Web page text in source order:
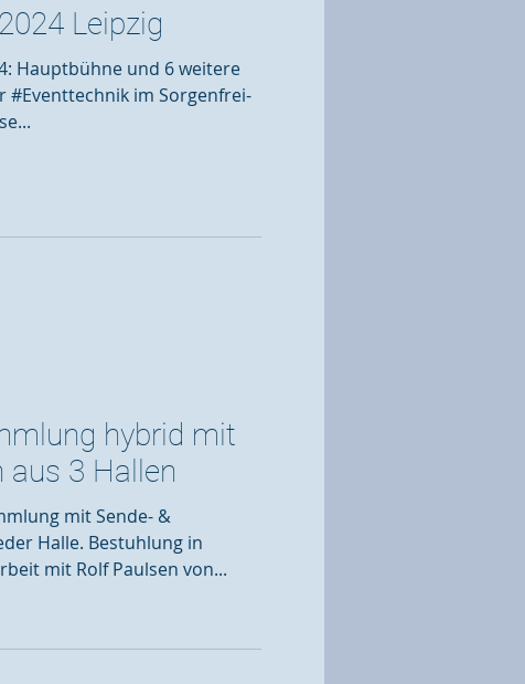
Leipzig
Hauptbühne und 6 weitere
im Sorgenfrei-
hybrid mit
aus 3 Hallen
mit Sende- &
Halle. Bestuhlung in
mit Rolf Paulsen von...